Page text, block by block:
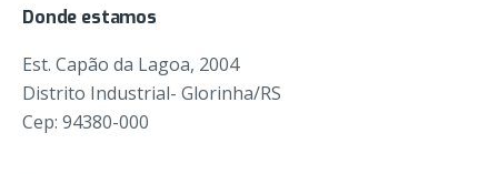
Donde estamos
Est. Capão da Lagoa, 2004
Distrito Industrial- Glorinha/RS
Cep: 94380-000